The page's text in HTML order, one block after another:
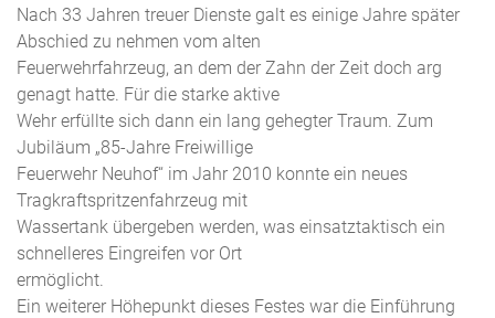
Nach 33 Jahren treuer Dienste galt es einige Jahre später
Abschied zu nehmen vom alten
Feuerwehrfahrzeug, an dem der Zahn der Zeit doch arg
genagt hatte. Für die starke aktive
Wehr erfüllte sich dann ein lang gehegter Traum. Zum
Jubiläum „85-Jahre Freiwillige
Feuerwehr Neuhof“ im Jahr 2010 konnte ein neues
Tragkraftspritzenfahrzeug mit
Wassertank übergeben werden, was einsatztaktisch ein
schnelleres Eingreifen vor Ort
ermöglicht.
Ein weiterer Höhepunkt dieses Festes war die Einführung